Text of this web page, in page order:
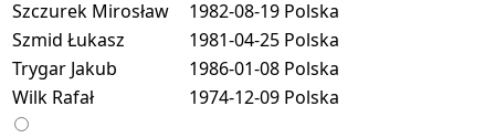
Szczurek Mirosław
1982-08-19 Polska
Szmid Łukasz
1981-04-25 Polska
Trygar Jakub
1986-01-08 Polska
Wilk Rafał
1974-12-09 Polska